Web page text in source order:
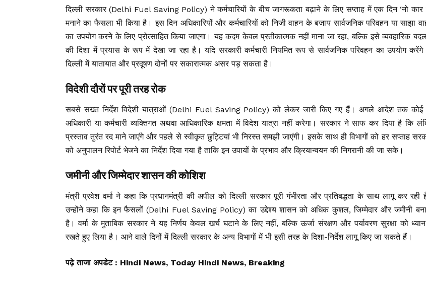
दिल्ली सरकार (Delhi Fuel Saving Policy) ने कर्मचारियों के बीच जागरूकता बढ़ाने के लिए सप्ताह में एक दिन ‘नो कार
मनाने का फैसला भी किया है। इस दिन अधिकारियों और कर्मचारियों को निजी वाहन के बजाय सार्वजनिक परिवहन या साझा
का उपयोग करने के लिए प्रोत्साहित किया जाएगा। यह कदम केवल प्रतीकात्मक नहीं माना जा रहा, बल्कि इसे व्यवहारिक
की दिशा में प्रयास के रूप में देखा जा रहा है। यदि सरकारी कर्मचारी नियमित रूप से सार्वजनिक परिवहन का उपयोग करेंगे
दिल्ली में यातायात और प्रदूषण दोनों पर सकारात्मक असर पड़ सकता है।
विदेशी दौरों पर पूरी तरह रोक
सबसे सख्त निर्देश विदेशी यात्राओं (Delhi Fuel Saving Policy) को लेकर जारी किए गए हैं। अगले आदेश तक कोई
अधिकारी या कर्मचारी व्यक्तिगत अथवा आधिकारिक क्षमता में विदेश यात्रा नहीं करेगा। सरकार ने साफ कर दिया है कि
प्रस्ताव तुरंत रद माने जाएंगे और पहले से स्वीकृत छुट्टियां भी निरस्त समझी जाएंगी। इसके साथ ही विभागों को हर सप्ताह
को अनुपालन रिपोर्ट भेजने का निर्देश दिया गया है ताकि इन उपायों के प्रभाव और क्रियान्वयन की निगरानी की जा सके।
जमीनी और जिम्मेदार शासन की कोशिश
मंत्री प्रवेश वर्मा ने कहा कि प्रधानमंत्री की अपील को दिल्ली सरकार पूरी गंभीरता और प्रतिबद्धता के साथ लागू कर रही
उन्होंने कहा कि इन फैसलों (Delhi Fuel Saving Policy) का उद्देश्य शासन को अधिक कुशल, जिम्मेदार और जमीनी
है। वर्मा के मुताबिक सरकार ने यह निर्णय केवल खर्च घटाने के लिए नहीं, बल्कि ऊर्जा संरक्षण और पर्यावरण सुरक्षा को
रखते हुए लिया है। आने वाले दिनों में दिल्ली सरकार के अन्य विभागों में भी इसी तरह के दिशा-निर्देश लागू किए जा सकते हैं।
पढ़े ताजा अपडेट : Hindi News, Today Hindi News, Breaking